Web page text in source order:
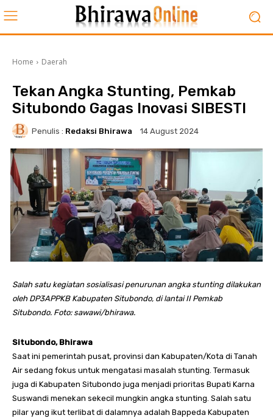
Home Daerah
Tekan Angka Stunting, Pemkab
Situbondo Gagas Inovasi SIBESTI
Penulis : Redaksi Bhirawa 14 August 2024
Salah satu kegiatan sosialisasi penurunan angka stunting dilakukan
oleh DP3APPKB Kabupaten Situbondo, di lantai II Pemkab
Situbondo. Foto: sawawi/bhirawa.
Situbondo, Bhirawa
Saat ini pemerintah pusat, provinsi dan Kabupaten/Kota di Tanah
Air sedang fokus untuk mengatasi masalah stunting. Termasuk
juga di Kabupaten Situbondo juga menjadi prioritas Bupati Karna
Suswandi menekan sekecil mungkin angka stunting. Salah satu
pilar yang ikut terlibat di dalamnya adalah Bappeda Kabupaten